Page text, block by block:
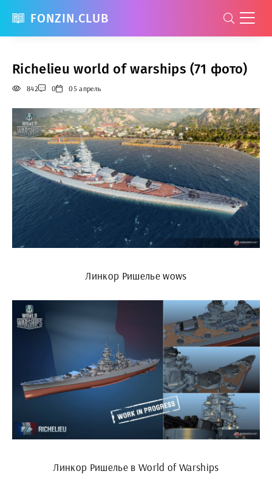
FONZIN.CLUB
Richelieu world of warships (71 фото)
842 0 05 апрель
Линкор Ришелье wows
Линкор Ришелье в World of Warships